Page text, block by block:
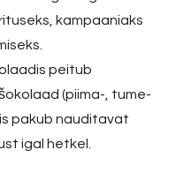
kampaaniaks
peitub
(piima-, tume-
pakub nauditavat
igal hetkel.